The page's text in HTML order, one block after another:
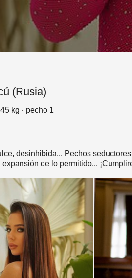
(Rusia)
kg · pecho 1
desinhibida... Pechos
de lo permitido...